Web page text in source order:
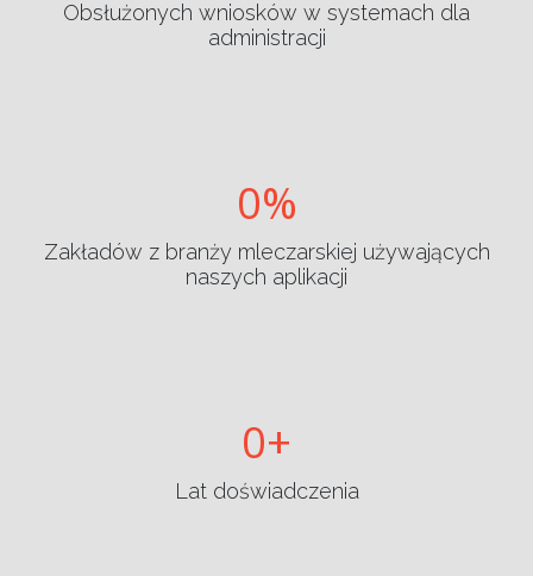
Obsłużonych wniosków w systemach dla
administracji
0
Zakładów z branży mleczarskiej używających
naszych aplikacji
0
Lat doświadczenia